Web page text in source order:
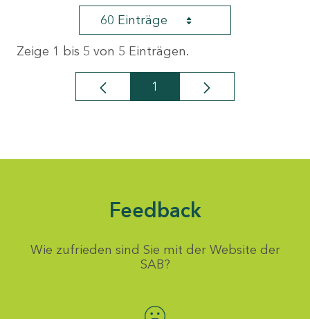
60 Einträge
Zeige 1 bis 5 von 5 Einträgen.
Seite
1
Feedback
Wie zufrieden sind Sie mit der Website der
SAB?
Bewertung auswählen